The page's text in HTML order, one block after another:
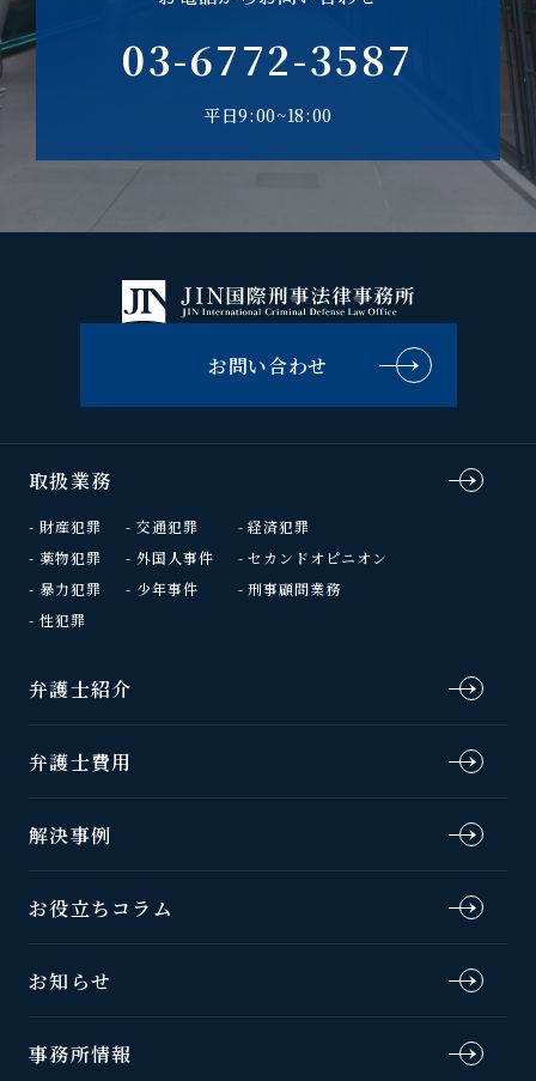
03-6772-3587
平日9:00~18:00
お問い合わせ
取扱業務
財産犯罪
薬物犯罪
暴力犯罪
性犯罪
交通犯罪
外国人事件
少年事件
経済犯罪
セカンドオピニオン
刑事顧問業務
弁護士紹介
弁護士費用
解決事例
お役立ちコラム
お知らせ
事務所情報